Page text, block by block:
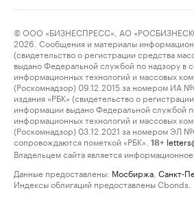
© ООО «БИЗНЕСПРЕСС», АО
2026. Сообщения и материалы
(свидетельство о регистрации средства
выдано Федеральной службой по надзору в
информационных технологий и массовых
(Роскомнадзор) 09.12.2015 за номером ИА
издания «РБК» (свидетельство о
информации выдано Федеральной службой
информационных технологий и массовых
(Роскомнадзор) 03.12.2021 за номером ЭЛ
сопровождаются пометкой «РБК».
18+
Владельцем сайта является информационное
Данные предоставлены: Мосбиржа Санкт-
Индексы облигаций предоставлены Cbonds.